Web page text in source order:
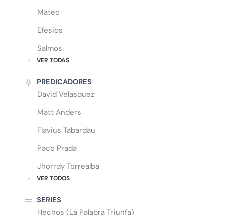
Mateo
Efesios
Salmos
VER TODAS
PREDICADORES
David Velasquez
Matt Anders
Flavius Tabardau
Paco Prada
Jhorrdy Torrealba
VER TODOS
SERIES
Hechos (La Palabra Triunfa)